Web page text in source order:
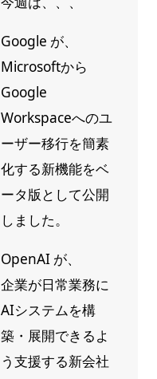
Google が、
Microsoftから
Google
Workspaceへのユ
ーザー移行を簡素
化する新機能をベ
ータ版として公開
しました。
OpenAI が、
企業が日常業務に
AIシステムを構
築・展開できるよ
う支援する新会社